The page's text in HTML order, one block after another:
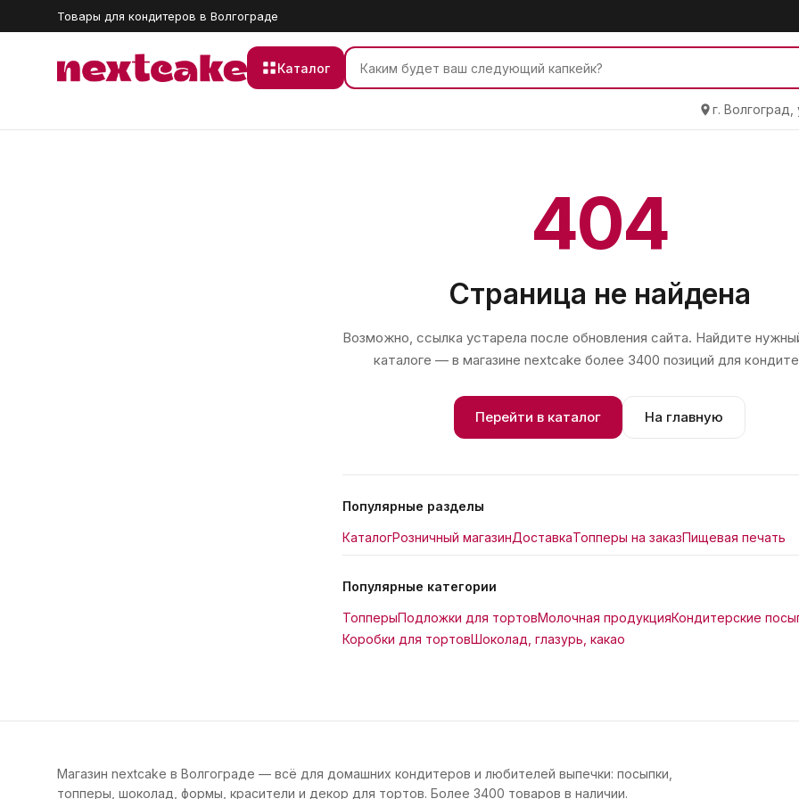
Товары для кондитеров в Волгограде
Каталог
г.
404
Страница не найдена
Возможно, ссылка устарела после обновления сайта. Найдите
каталоге — в магазине nextcake более 3400 позиций для
Перейти в каталог На главную
Популярные разделы
КаталогРозничный магазинДоставкаТопперы на заказПищевая печать
Популярные категории
ТопперыПодложки для тортовМолочная продукцияКондитерские
Коробки для тортовШоколад, глазурь, какао
Магазин nextcake в Волгограде — всё для домашних кондитеров и любителей выпечки: посыпки,
топперы, шоколад, формы, красители и декор для тортов. Более 3400 товаров в наличии.